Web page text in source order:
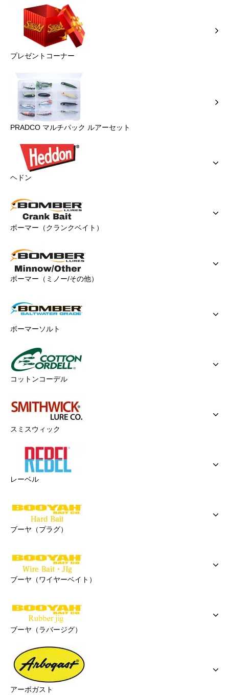
プレゼントコーナー
PRADCO マルチパック ルアーセット
ヘドン
ボーマー（クランクベイト）
ボーマー（ミノー/その他）
ボーマーソルト
コットンコーデル
スミスウィック
レーベル
ブーヤ（プラグ）
ブーヤ（ワイヤーベイト）
ブーヤ（ラバージグ）
アーボガスト